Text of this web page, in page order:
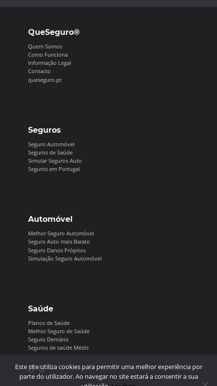
QueSeguro®
Quem Somos
Como Funciona
Informação Legal
Contacto
queseguro.pt
Seguros
Seguro Automóvel
Seguros de Saúde
Simular Seguros Auto
Seguros em Portugal
Automóvel
Melhor Seguro Automóvel
Seguro Auto mais Barato
Seguro Danos Próprios
Simulação Seguro Automóvel
Saúde
Planos de Saúde
Melhor Seguro de Saúde
Seguro Dentário
Seguros de saúde Médis
Este site utiliza cookies para permitir uma melhor experiência por
parte do utilizador. Ao navegar no site estará a consentir a sua